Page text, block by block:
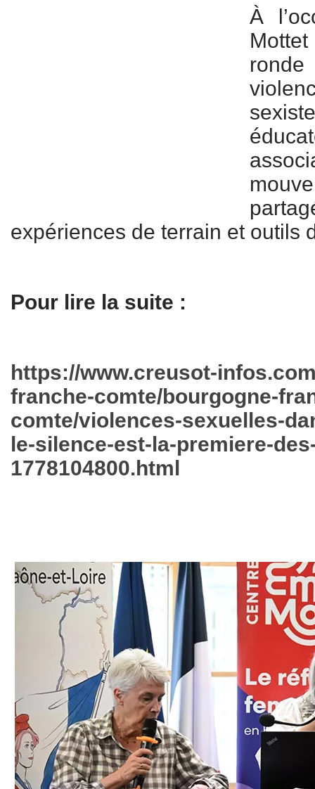
À
ronde
expériences de terrain et outils
Pour lire la suite :
https://www.creusot-
franche-comte/bourgogne-
comte/violences-sexuelles-
le-silence-est-la-premiere-
1778104800.html